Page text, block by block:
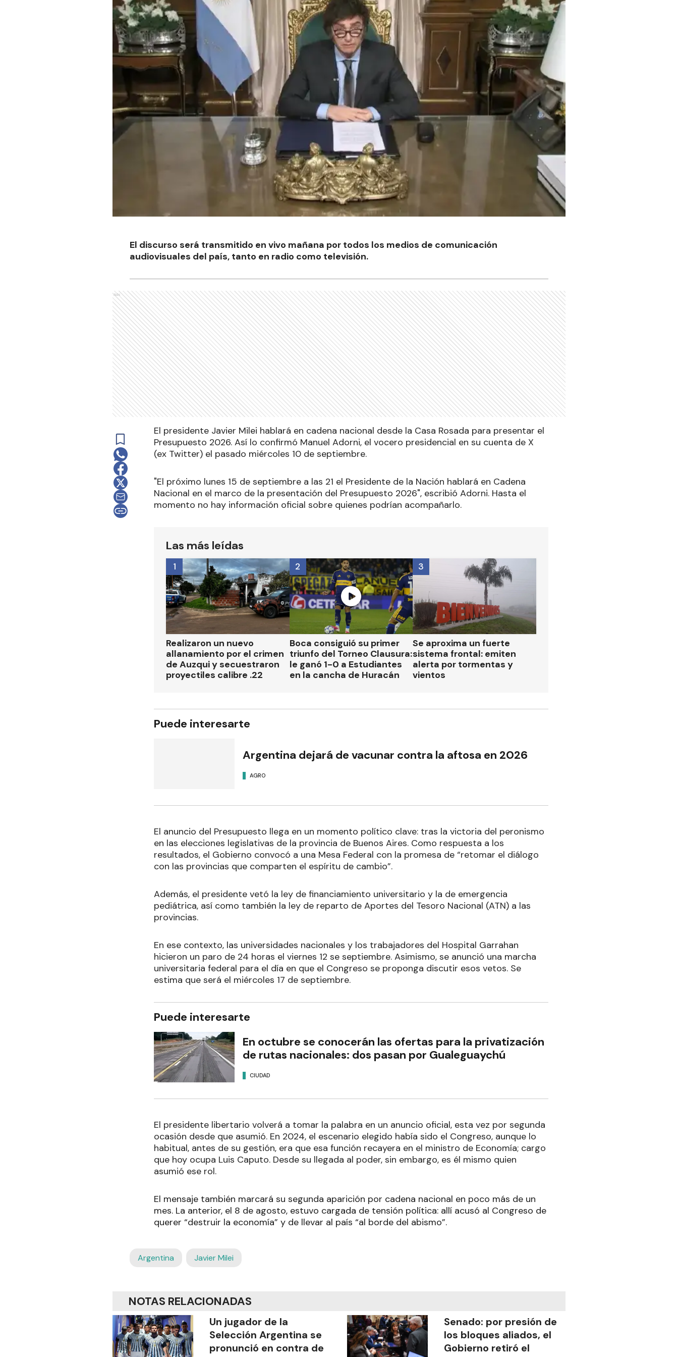
El discurso será transmitido en vivo mañana por todos los medios de comunicación
audiovisuales del país, tanto en radio como televisión.
Ads
El presidente Javier Milei hablará en cadena nacional desde la Casa Rosada para presentar el
Presupuesto 2026. Así lo confirmó Manuel Adorni, el vocero presidencial en su cuenta de X
(ex Twitter) el pasado miércoles 10 de septiembre.
"El próximo lunes 15 de septiembre a las 21 el Presidente de la Nación hablará en Cadena
Nacional en el marco de la presentación del Presupuesto 2026", escribió Adorni. Hasta el
momento no hay información oficial sobre quienes podrían acompañarlo.
Las más leídas
Realizaron un nuevo
allanamiento por el crimen
de Auzqui y secuestraron
proyectiles calibre .22
1
Boca consiguió su primer
triunfo del Torneo Clausura:
le ganó 1-0 a Estudiantes
en la cancha de Huracán
2
Se aproxima un fuerte
sistema frontal: emiten
alerta por tormentas y
vientos
3
Puede interesarte
Argentina dejará de vacunar contra la aftosa en 2026
AGRO
El anuncio del Presupuesto llega en un momento político clave: tras la victoria del peronismo
en las elecciones legislativas de la provincia de Buenos Aires. Como respuesta a los
resultados, el Gobierno convocó a una Mesa Federal con la promesa de “retomar el diálogo
con las provincias que comparten el espíritu de cambio”.
Además, el presidente vetó la ley de financiamiento universitario y la de emergencia
pediátrica, así como también la ley de reparto de Aportes del Tesoro Nacional (ATN) a las
provincias.
En ese contexto, las universidades nacionales y los trabajadores del Hospital Garrahan
hicieron un paro de 24 horas el viernes 12 se septiembre. Asimismo, se anunció una marcha
universitaria federal para el día en que el Congreso se proponga discutir esos vetos. Se
estima que será el miércoles 17 de septiembre.
Puede interesarte
En octubre se conocerán las ofertas para la privatización
de rutas nacionales: dos pasan por Gualeguaychú
CIUDAD
El presidente libertario volverá a tomar la palabra en un anuncio oficial, esta vez por segunda
ocasión desde que asumió. En 2024, el escenario elegido había sido el Congreso, aunque lo
habitual, antes de su gestión, era que esa función recayera en el ministro de Economía; cargo
que hoy ocupa Luis Caputo. Desde su llegada al poder, sin embargo, es él mismo quien
asumió ese rol.
El mensaje también marcará su segunda aparición por cadena nacional en poco más de un
mes. La anterior, el 8 de agosto, estuvo cargada de tensión política: allí acusó al Congreso de
querer “destruir la economía” y de llevar al país “al borde del abismo”.
Argentina Javier Milei
NOTAS RELACIONADAS
Un jugador de la
Selección Argentina se
pronunció en contra de
Senado: por presión de
los bloques aliados, el
Gobierno retiró el